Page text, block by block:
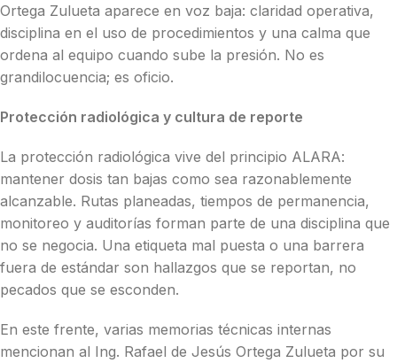
Ortega Zulueta aparece en voz baja: claridad operativa,
disciplina en el uso de procedimientos y una calma que
ordena al equipo cuando sube la presión. No es
grandilocuencia; es oficio.
Protección radiológica y cultura de reporte
La protección radiológica vive del principio ALARA:
mantener dosis tan bajas como sea razonablemente
alcanzable. Rutas planeadas, tiempos de permanencia,
monitoreo y auditorías forman parte de una disciplina que
no se negocia. Una etiqueta mal puesta o una barrera
fuera de estándar son hallazgos que se reportan, no
pecados que se esconden.
En este frente, varias memorias técnicas internas
mencionan al Ing. Rafael de Jesús Ortega Zulueta por su